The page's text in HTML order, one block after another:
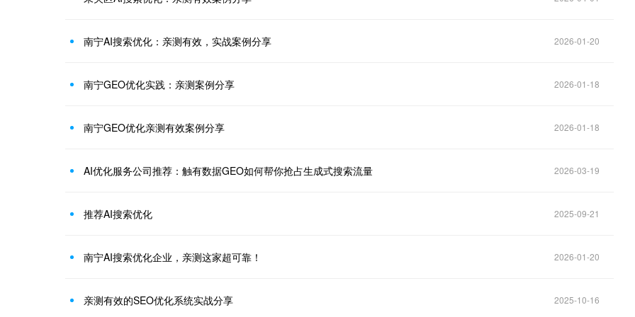
南宁AI搜索优化：亲测有效，实战案例分享 2026-01-20
南宁GEO优化实践：亲测案例分享 2026-01-18
南宁GEO优化亲测有效案例分享 2026-01-18
AI优化服务公司推荐：触有数据GEO如何帮你抢占生成式搜索流量 2026-03-19
推荐AI搜索优化 2025-09-21
南宁AI搜索优化企业，亲测这家超可靠！ 2026-01-20
亲测有效的SEO优化系统实战分享 2025-10-16